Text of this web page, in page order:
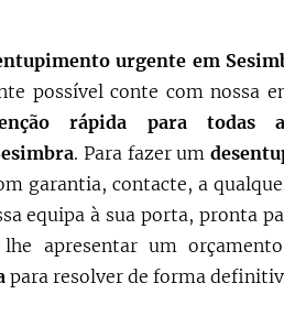
urgente em
possível conte com nossa
rápida para todas
. Para fazer um
garantia, contacte, a
equipa à sua porta, pronta
apresentar um
para resolver de forma